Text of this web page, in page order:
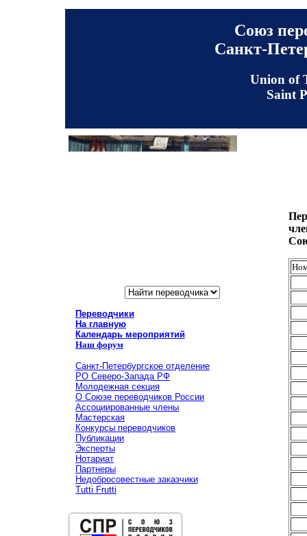
Союз
Санкт-
Union of
Saint
Переводчики
На главную
Календарь мероприятий
Наш форум
Санкт-Петербургское отделение
РО Северо-Запада РФ
Молодежная секция
О Союзе переводчиков России
Ассоциированные члены
Мастерская
Конкурсы переводчиков
Публикации
Эксперты
Нотариат
Партнеры
Недобросовестные заказчики
Tutti Frutti